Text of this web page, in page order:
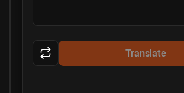
Translate